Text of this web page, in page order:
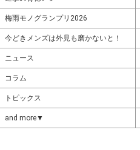
梅雨モノグランプリ2026
今どきメンズは外見も磨かないと！
ニュース
コラム
トピックス
and more▼